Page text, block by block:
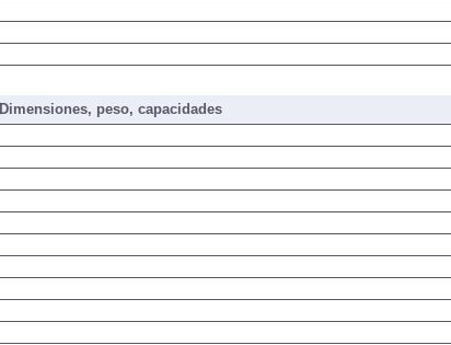
Dimensiones, peso, capacidades